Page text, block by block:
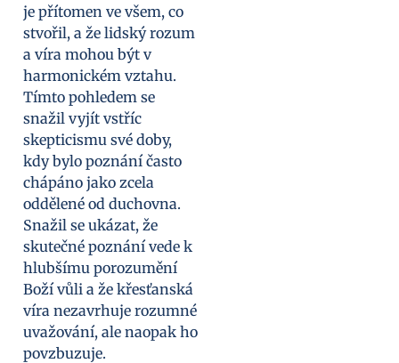
je přítomen ve všem, co
stvořil, a že lidský rozum
a víra mohou být v
harmonickém vztahu.
Tímto pohledem se
snažil vyjít vstříc
skepticismu své doby,
kdy bylo poznání často
chápáno jako zcela
oddělené od duchovna.
Snažil se ukázat, že
skutečné poznání vede k
hlubšímu porozumění
Boží vůli a že křesťanská
víra nezavrhuje rozumné
uvažování, ale naopak ho
povzbuzuje.